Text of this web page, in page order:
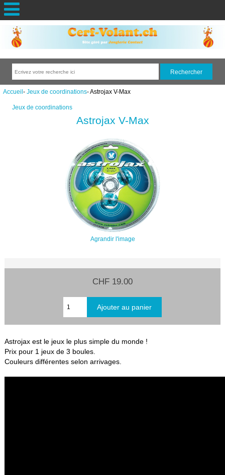
Accueil- Jeux de coordinations- Astrojax V-Max
Jeux de coordinations
Astrojax V-Max
Agrandir l'image
CHF 19.00
Astrojax est le jeux le plus simple du monde !
Prix pour 1 jeux de 3 boules.
Couleurs différentes selon arrivages.